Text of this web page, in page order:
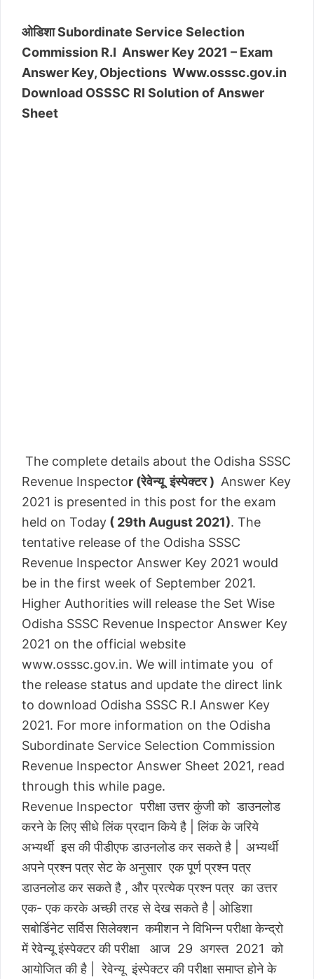
ओडिशा Subordinate Service Selection
Commission R.I Answer Key 2021 – Exam
Answer Key, Objections Www.osssc.gov.in
Download OSSSC RI Solution of Answer
Sheet
The complete details about the Odisha SSSC
Revenue Inspector (रेवेन्यू इंस्पेक्टर ) Answer Key
2021 is presented in this post for the exam
held on Today ( 29th August 2021). The
tentative release of the Odisha SSSC
Revenue Inspector Answer Key 2021 would
be in the first week of September 2021.
Higher Authorities will release the Set Wise
Odisha SSSC Revenue Inspector Answer Key
2021 on the official website
www.osssc.gov.in. We will intimate you of
the release status and update the direct link
to download Odisha SSSC R.I Answer Key
2021. For more information on the Odisha
Subordinate Service Selection Commission
Revenue Inspector Answer Sheet 2021, read
through this while page.
Revenue Inspector परीक्षा उत्तर कुंजी को डाउनलोड
करने के लिए सीधे लिंक प्रदान किये है | लिंक के जरिये
अभ्यर्थी इस की पीडीएफ डाउनलोड कर सकते है | अभ्यर्थी
अपने प्रश्न पत्र सेट के अनुसार एक पूर्ण प्रश्न पत्र
डाउनलोड कर सकते है , और प्रत्येक प्रश्न पत्र का उत्तर
एक- एक करके अच्छी तरह से देख सकते है | ओडिशा
सबोर्डिनेट सर्विस सिलेक्शन कमीशन ने विभिन्न परीक्षा केन्द्रो
में रेवेन्यू इंस्पेक्टर की परीक्षा आज 29 अगस्त 2021 को
आयोजित की है | रेवेन्यू इंस्पेक्टर की परीक्षा समाप्त होने के